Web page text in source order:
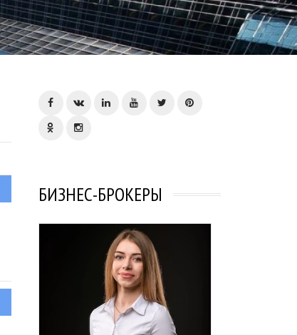
БИЗНЕС-БРОКЕРЫ